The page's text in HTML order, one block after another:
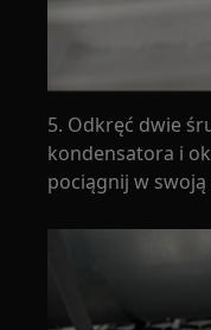
5. Odkręć dwie
kondensatora i
pociągnij w